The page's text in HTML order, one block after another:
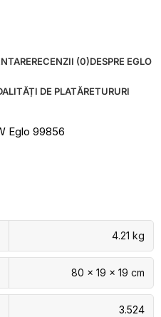
RECENZII (0)DESPRE EGLO
DE PLATĂRETURURI
Eglo 99856
4.21 kg
80 × 19 × 19 cm
3.524